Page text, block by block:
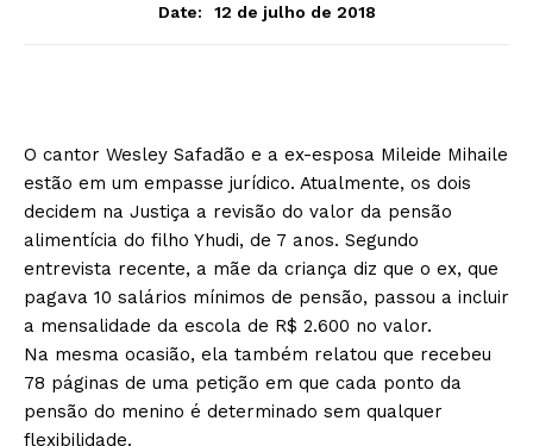
Date:
12 de julho de 2018
O cantor Wesley Safadão e a ex-esposa Mileide Mihaile
estão em um empasse jurídico. Atualmente, os dois
decidem na Justiça a revisão do valor da pensão
alimentícia do filho Yhudi, de 7 anos. Segundo
entrevista recente, a mãe da criança diz que o ex, que
pagava 10 salários mínimos de pensão, passou a incluir
a mensalidade da escola de R$ 2.600 no valor.
Na mesma ocasião, ela também relatou que recebeu
78 páginas de uma petição em que cada ponto da
pensão do menino é determinado sem qualquer
flexibilidade.